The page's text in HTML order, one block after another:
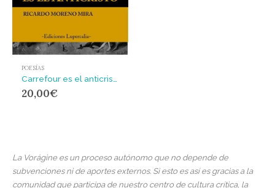
POESÍAS
20,00€
La Vorágine es un proceso autónomo que no depende de
subvenciones ni de aportes externos. Si esto es así es gracias a la
comunidad que participa de nuestro centro de cultura crítica, la